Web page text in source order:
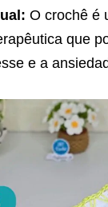
O crochê é
que
e a